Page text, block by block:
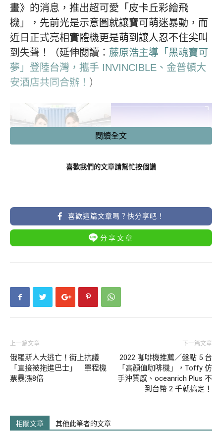
畫》的消息，推出超可愛「皮卡丘彩繪飛
機」，先前光是示意圖就讓寶可萌迷暴動，而
近日正式亮相實體機更是萌到讓人忍不住尖叫
到失聲！（延伸閱讀： 藤原浩主導「黑魂寶可
夢」登陸台灣，攜手 INVINCIBLE、金普頓大
安酒店共同合辦！ ）
圖片來源：中華航空
這台「皮卡丘彩繪飛機」不只是台灣南波萬更
夢人氣角色跟繁星點點的天空相當吸睛，除了
主角皮卡丘，還有卡比獸、呆呆獸、胖丁等等
總共 11 隻寶可夢都在機身上快樂奔馳，有機
會搭乘的話必須把他們全部揪出來！
閱讀全文
喜歡我們的文章請幫忙按個讚
喜歡這篇文章嗎？快分享吧！
分享文章
上一篇文章
俄羅斯人大逃亡！街上抗議
「直接被拖進巴士」 單程機
票暴漲8倍
下一篇文章
2022 咖啡機推薦／盤點 5 台
「高顏值咖啡機」，Toffy 仿
手沖質感、oceanrich Plus 不
到台幣 2 千就搞定！
相關文章 其他此筆者的文章